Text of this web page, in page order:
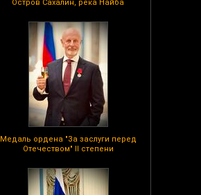
Остров Сахалин, река Найба
Медаль ордена "За заслуги перед
Отечеством" II степени